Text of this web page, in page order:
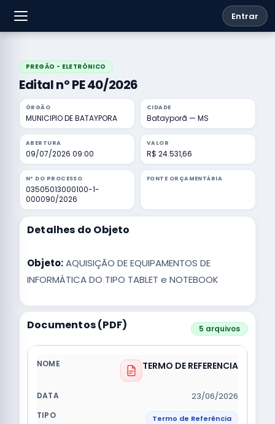
Entrar
PREGÃO - ELETRÔNICO
Edital nº PE 40/2026
ÓRGÃO
MUNICIPIO DE BATAYPORA
CIDADE
Batayporã — MS
ABERTURA
09/07/2026 09:00
VALOR
R$ 24.531,66
Nº DO PROCESSO
03505013000100-1-
000090/2026
FONTE ORÇAMENTÁRIA
Detalhes do Objeto
Objeto:AQUISIÇÃO DE EQUIPAMENTOS DE
INFORMÁTICA DO TIPO TABLET e NOTEBOOK
Documentos (PDF) 5 arquivos
TERMO DE REFERENCIA
23/06/2026
Termo de Referência